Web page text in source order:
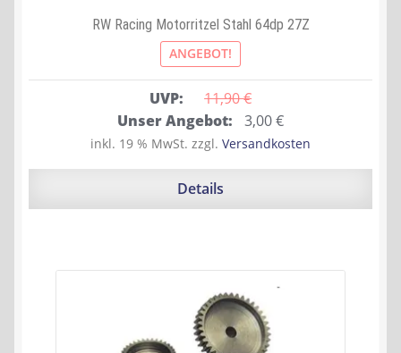
RW Racing Motorritzel Stahl 64dp 27Z
ANGEBOT!
UVP: 11,90 €
Ursprünglicher
Preis
war:
Unser Angebot: 3,00€Aktueller
Preis
ist:
inkl. 19 % MwSt. zzgl. Versandkosten
Details